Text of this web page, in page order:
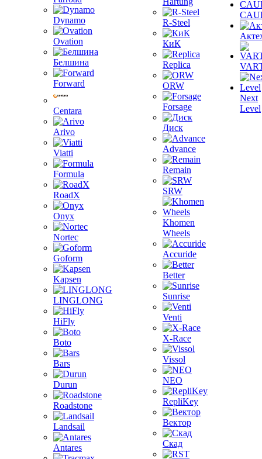
Dynamo
Ovation
Белшина
Forward
Centara
Arivo
Viatti
Formula
RoadX
Onyx
Nortec
Goform
Kapsen
LINGLONG
HiFly
Boto
Bars
Durun
Roadstone
Landsail
Antares
R-Steel
КиК
Replica
ORW
Forsage
Диск
Advance
Remain
SRW
Khomen
Wheels
Accuride
Better
Sunrise
Venti
X-Race
Vissol
NEO
RepliKey
Вектор
Скад
Next
Level